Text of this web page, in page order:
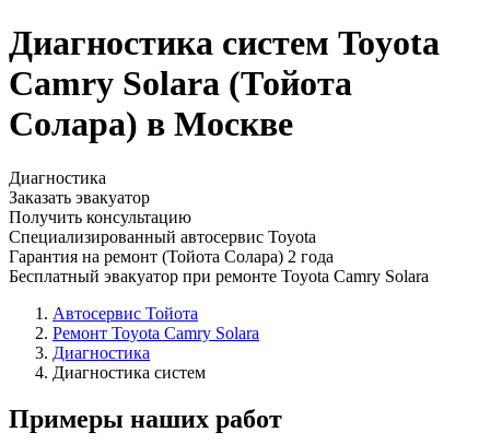
Диагностика систем Toyota
Camry Solara (Тойота
Солара) в Москве
Диагностика
Заказать эвакуатор
Получить консультацию
Специализированный автосервис Toyota
Гарантия на ремонт (Тойота Солара) 2 года
Бесплатный эвакуатор при ремонте Toyota Camry Solara
Автосервис Тойота
Ремонт Toyota Camry Solara
Диагностика
Диагностика систем
Примеры наших работ